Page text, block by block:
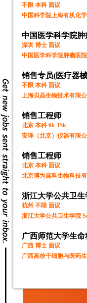
不限 本科 面议
中国科学院上海有机化
深圳 博士 面议
中国医学科学院肿瘤医
销售专员(医疗器
不限 本科 面议
上海贝晶生物技术有限
销售工程师
北京 本科 6k-15k
安理（北京）仪器有限
销售工程师
北京 本科 面议
北京博为高科生物科技
浙江大学公共卫
杭州 不限 面议
广西 博士 面议
广西高校干细胞与医药